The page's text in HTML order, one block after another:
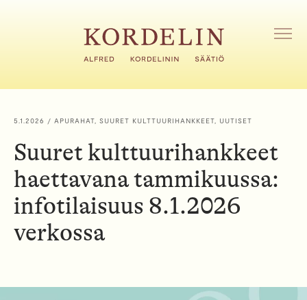
ä
A
V
K
5.1.2026 / APURAHAT, SUURET KULTTUURIHANKKEET, UUTISET
Suuret kulttuurihankkeet
haettavana tammikuussa:
infotilaisuus 8.1.2026
verkossa